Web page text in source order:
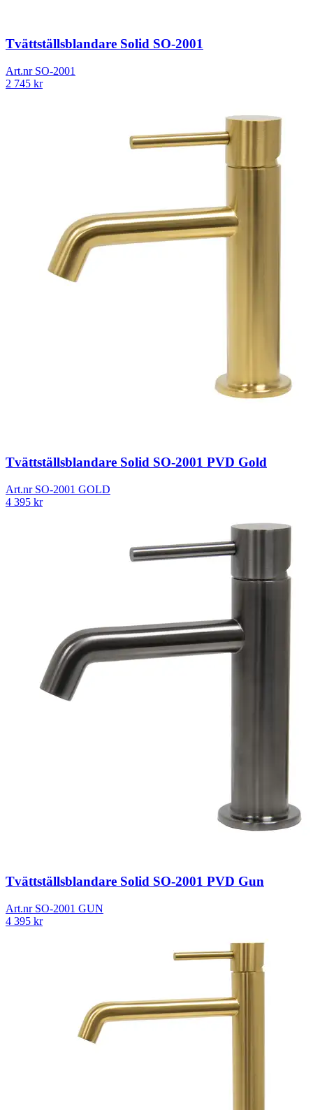
Tvättställsblandare Solid SO-2001
Art.nr SO-2001
2 745 kr
Tvättställsblandare Solid SO-2001 PVD Gold
Art.nr SO-2001 GOLD
4 395 kr
Tvättställsblandare Solid SO-2001 PVD Gun
Art.nr SO-2001 GUN
4 395 kr